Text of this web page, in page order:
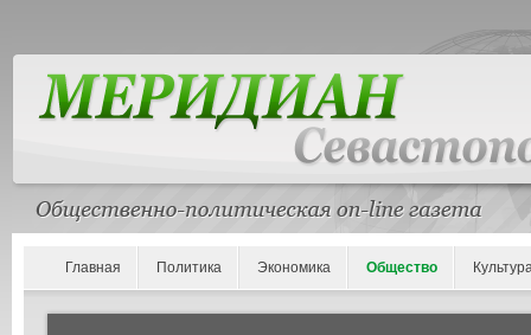
Главная Политика Экономика Общество